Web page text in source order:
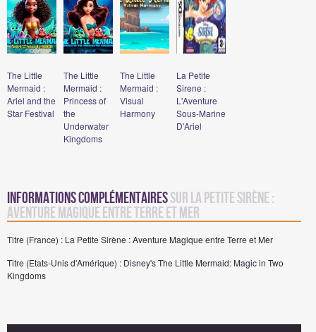
The Little
Mermaid :
Ariel and the
Star Festival
The Little
Mermaid :
Princess of
the
Underwater
Kingdoms
The Little
Mermaid :
Visual
Harmony
La Petite
Sirene :
L'Aventure
Sous-Marine
D'Ariel
Informations complémentairessur La Petite Sirène :
Aventure Magique entre Terre et Mer
Titre (France) : La Petite Sirène : Aventure Magique entre Terre et Mer
Titre (Etats-Unis d'Amérique) : Disney's The Little Mermaid: Magic in Two
Kingdoms